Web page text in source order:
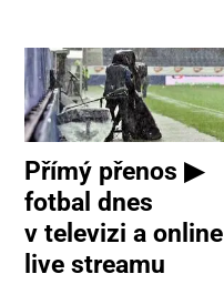
Přímý přenos ▶
fotbal dnes
v televizi a online
live streamu